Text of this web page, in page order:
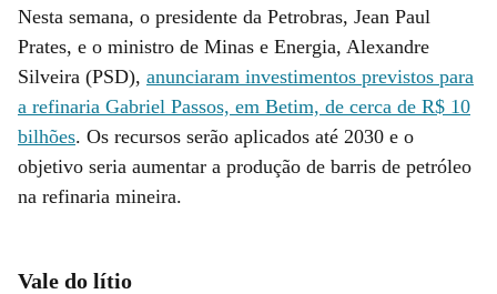
Nesta semana, o presidente da Petrobras, Jean Paul
Prates, e o ministro de Minas e Energia, Alexandre
Silveira (PSD), anunciaram investimentos previstos para
a refinaria Gabriel Passos, em Betim, de cerca de R$ 10
bilhões. Os recursos serão aplicados até 2030 e o
objetivo seria aumentar a produção de barris de petróleo
na refinaria mineira.
Vale do lítio